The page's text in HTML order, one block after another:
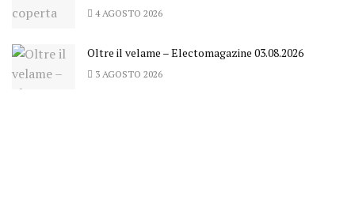
4 AGOSTO 2026
Oltre il velame – Electomagazine 03.08.2026
3 AGOSTO 2026